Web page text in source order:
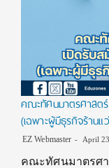
คณะทัศนมาตรศาสต
(เฉพาะผู้มีธุรกิจร้าน
EZ Webmaster April
คณะทัศนมาตรศา